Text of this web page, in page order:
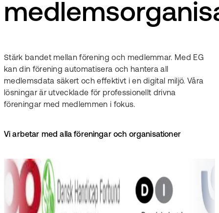
Stärk bandet mellan förening och medlemmar. Med EG
kan din förening automatisera och hantera all
medlemsdata säkert och effektivt i en digital miljö. Våra
lösningar är utvecklade för professionellt drivna
föreningar med medlemmen i fokus.
Vi arbetar med alla föreningar och organisationer